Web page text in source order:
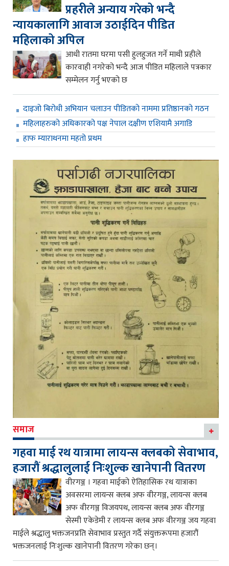
प्रहरीले अन्याय गरेको भन्दै
न्यायकालागि आवाज उठाईदिन पीडित
महिलाको अपिल
आधी रातमा घरमा पसी हुलहुजत गर्ने माथी प्रहीले
कारवाही नगरेको भन्दै आज पीडित महिलाले पत्रकार
सम्मेलन गर्नु भएको छ
दाइजो बिरोधी अभियान चलाउन पीडितको नाममा प्रतिष्ठानको गठन
महिलाहरुको अधिकारको पक्ष नेपाल दक्षीण एशियामै अगाडि
हाफ म्याराथनमा महतो प्रथम
समाज
गहवा माई रथ यात्रामा लायन्स क्लबको सेवाभाव,
हजारौं श्रद्धालुलाई निःशुल्क खानेपानी वितरण
वीरगञ्ज । गहवा माईको ऐतिहासिक रथ यात्राका
अवसरमा लायन्स क्लब अफ वीरगञ्ज, लायन्स क्लब
अफ वीरगञ्ज विजयपथ, लायन्स क्लब अफ वीरगञ्ज
सेस्मी एकेडेमी र लायन्स क्लब अफ वीरगञ्ज जय गहवा
माईले श्रद्धालु भक्तजनप्रति सेवाभाव प्रस्तुत गर्दै संयुक्तरूपमा हजारौं
भक्तजनलाई निःशुल्क खानेपानी वितरण गरेका छन्।